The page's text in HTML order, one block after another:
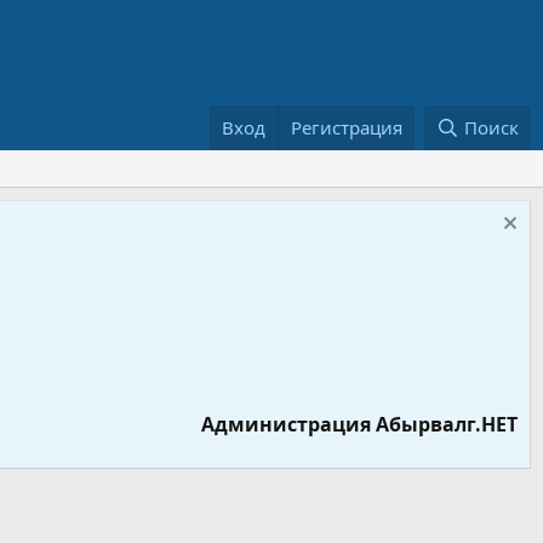
Вход Регистрация Поиск
Администрация Абырвалг.НЕТ